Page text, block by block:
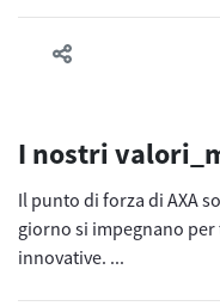
I nostri
Il punto di forza di AXA
giorno si impegnano
innovative. ...